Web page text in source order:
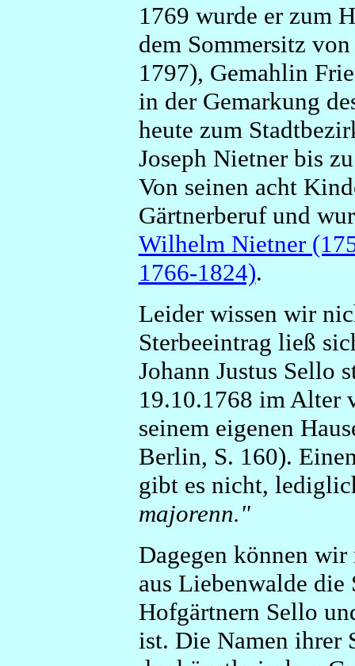
1769 wurde er zum
dem Sommersitz
1797), Gemahlin
in der Gemarkung
heute zum
Joseph Nietner bis
Von seinen acht
Gärtnerberuf und
Wilhelm Nietner
1766-1824).
Leider wissen wir
Sterbeeintrag ließ
Johann Justus Sello
19.10.1768 im Alter
seinem eigenen
Berlin, S. 160).
gibt es nicht,
majorenn."
Dagegen können
aus Liebenwalde
Hofgärtnern Sello
ist. Die Namen ihrer